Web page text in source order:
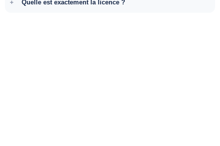
Quelle est exactement la licence ?